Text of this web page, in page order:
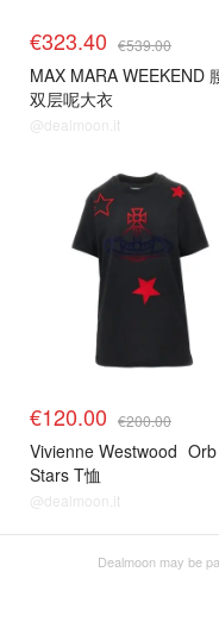
€323.40 €539.00
MAX MARA WEEKEND
双层呢大衣
@dealmoon.it
€120.00 €200.00
Vivienne Westwood
Stars T恤
@dealmoon.it
Dealmoon may be